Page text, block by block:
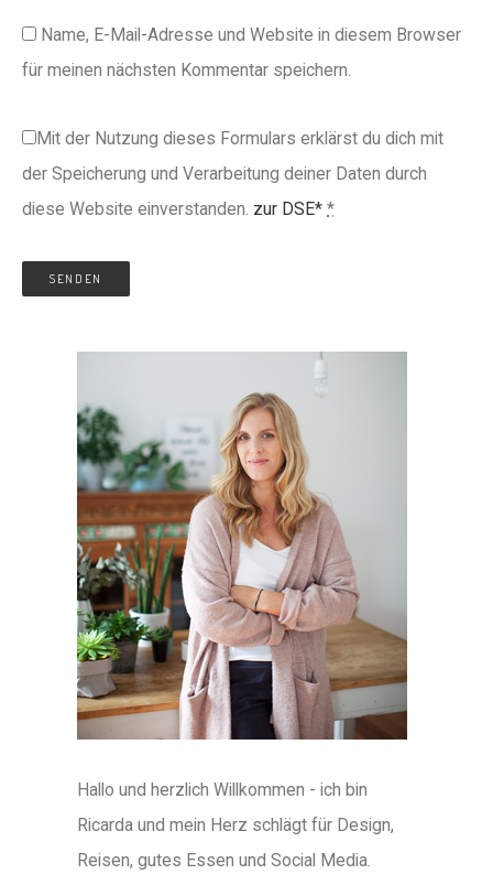
Name, E-Mail-Adresse und Website in diesem Browser
für meinen nächsten Kommentar speichern.
Mit der Nutzung dieses Formulars erklärst du dich mit
der Speicherung und Verarbeitung deiner Daten durch
diese Website einverstanden. zur DSE* *
Hallo und herzlich Willkommen - ich bin
Ricarda und mein Herz schlägt für Design,
Reisen, gutes Essen und Social Media.